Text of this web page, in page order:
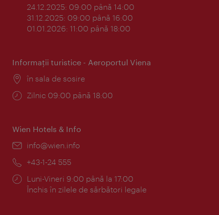
24.12.2025: 09:00 până 14:00
31.12.2025: 09:00 până 16:00
01.01.2026: 11:00 până 18:00
Informaţii turistice - Aeroportul Viena
Locul:
în sala de sosire
Program:
Zilnic 09:00 până 18:00
Wien Hotels & Info
E-
info@wien.info
Telefon:
+43-1-24 555
Program:
Luni-Vineri 9:00 până la 17:00
Închis în zilele de sărbători legale